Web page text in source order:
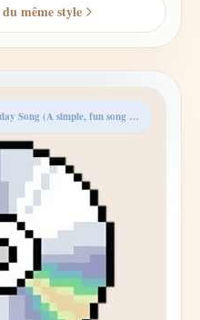
même style
Birthday Song (A simple, fun song that's perfect for a birthday celebration).